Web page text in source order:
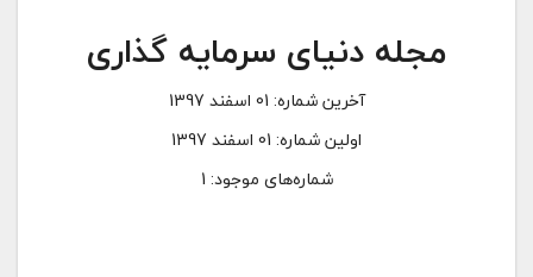
مجله دنیای سرمایه گذاری
آخرین شماره: 01 اسفند 1397
اولین شماره: 01 اسفند 1397
شماره‌های موجود: 1